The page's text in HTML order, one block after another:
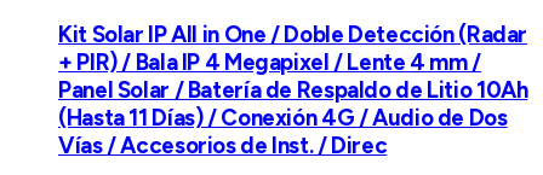
Kit Solar IP All in One / Doble Detección (Radar
+ PIR) / Bala IP 4 Megapixel / Lente 4 mm /
Panel Solar / Batería de Respaldo de Litio 10Ah
(Hasta 11 Días) / Conexión 4G / Audio de Dos
Vías / Accesorios de Inst. / Direc